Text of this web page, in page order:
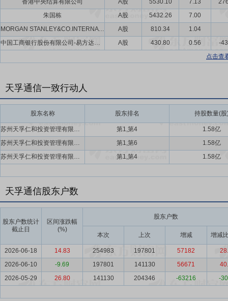
香港中央结算有限公司
A股 5530.10 7.13
朱国栋
A股 5432.26
7.00
MORGAN STANLEY&CO.INTERNATIONAL PLC.
A股 810.34
1.04
中国工商银行股份有限公司-易方达创业板交易型开放式指数证券投资基金
A股 430.80 0.56
-
点击查
天孚通信一致行动人
股东名称 股东排名 持股数量(股
苏州天孚仁和投资管理有限公司,苏州追梦人投资管理有限公司 第1,第4
1.58亿
苏州天孚仁和投资管理有限公司,苏州追梦人投资管理有限公司
第1,第6
1.58亿
苏州天孚仁和投资管理有限公司,苏州追梦人投资管理有限公司
第1,第4 1.58亿
天孚通信股东户数
股东户数统计
截止日
区间涨跌幅
(%)
股东户数
本次 上次 增减 增减
2026-06-18 14.83 254983 197801 57182
2026-06-10
-9.69 197801 141130 56671
2026-05-29
26.80 141130 204346 -63216 -